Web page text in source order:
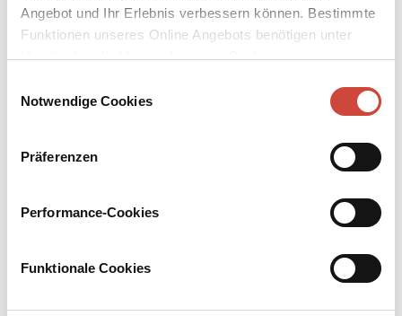
Angebot und Ihr Erlebnis verbessern können. Bestimmte
Funktionen unseres Online Angebots benötigen unter
Umständen die Verwendung von Cookies von
Notwendige Cookies
Präferenzen
Performance-Cookies
Funktionale Cookies
Download Bilddatei ↘
Kaufen
Bredouille
Aus dem Englischen von Michael Windgassen
Bruno die Leiche von Monique, einer erfolgreichen Geschäftsfrau.
Auf dem Beifahrersitz drei Abschiedsbriefe, der Fall scheint klar.
verbreiten sich in Saint-Denis heimtückische Gerüchte, und schon
Bruno. Er lässt sich ein köstliches Essen in prickelnder weiblicher